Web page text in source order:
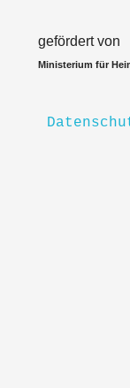
gefördert von
Ministerium für